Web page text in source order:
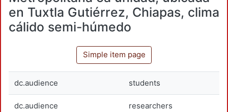
en Tuxtla Gutiérrez, Chiapas, clima
cálido semi-húmedo
Simple item page
dc.audience students
dc.audience researchers